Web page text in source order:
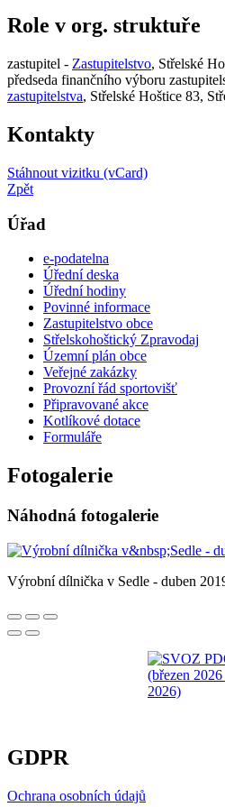
Role v org. struktuře
zastupitel - Zastupitelstvo, Střelské
předseda finančního výboru
zastupitelstva, Střelské Hoštice 83,
Kontakty
Stáhnout vizitku (vCard)
Zpět
Úřad
e-podatelna
Úřední deska
Úřední hodiny
Povinné informace
Zastupitelstvo obce
Střelskohoštický Zpravodaj
Územní plán obce
Veřejné zakázky
Provozní řád sportovišť
Připravované akce
Kotlíkové dotace
Formuláře
Fotogalerie
Náhodná fotogalerie
Výrobní dílnička v Sedle - duben
GDPR
Ochrana osobních údajů